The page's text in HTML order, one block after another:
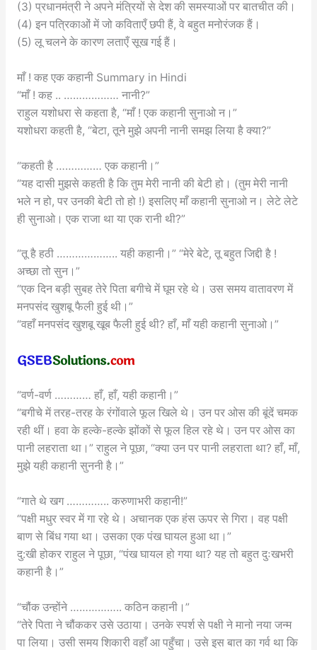
(3) प्रधानमंत्री ने अपने मंत्रियों से देश की समस्याओं पर बातचीत की।
(4) इन पत्रिकाओं में जो कविताएँ छपी हैं, वे बहुत मनोरंजक हैं।
(5) लू चलने के कारण लताएँ सूख गई हैं।
माँ ! कह एक कहानी Summary in Hindi
“माँ ! कह .. ……………… नानी?”
राहुल यशोधरा से कहता है, “माँ ! एक कहानी सुनाओ न।”
यशोधरा कहती है, “बेटा, तूने मुझे अपनी नानी समझ लिया है क्या?”
“कहती है …………… एक कहानी।”
“यह दासी मुझसे कहती है कि तुम मेरी नानी की बेटी हो। (तुम मेरी नानी
भले न हो, पर उनकी बेटी तो हो !) इसलिए माँ कहानी सुनाओ न। लेटे लेटे
ही सुनाओ। एक राजा था या एक रानी थी?”
“तू है हठी ……………….. यही कहानी।” “मेरे बेटे, तू बहुत जिद्दी है !
अच्छा तो सुन।”
“एक दिन बड़ी सुबह तेरे पिता बगीचे में घूम रहे थे। उस समय वातावरण में
मनपसंद खुशबू फैली हुई थी।”
“वहाँ मनपसंद खुशबू खूब फैली हुई थी? हाँ, माँ यही कहानी सुनाओ।”
“वर्ण-वर्ण ………… हाँ, हाँ, यही कहानी।”
“बगीचे में तरह-तरह के रंगोंवाले फूल खिले थे। उन पर ओस की बूंदें चमक
रही थीं। हवा के हल्के-हल्के झोंकों से फूल हिल रहे थे। उन पर ओस का
पानी लहराता था।” राहुल ने पूछा, “क्या उन पर पानी लहराता था? हाँ, माँ,
मुझे यही कहानी सुननी है।”
“गाते थे खग ………….. करुणाभरी कहानी!”
“पक्षी मधुर स्वर में गा रहे थे। अचानक एक हंस ऊपर से गिरा। वह पक्षी
बाण से बिंध गया था। उसका एक पंख घायल हुआ था।”
दु:खी होकर राहुल ने पूछा, “पंख घायल हो गया था? यह तो बहुत दुःखभरी
कहानी है।”
“चौंक उन्होंने …………….. कठिन कहानी।”
“तेरे पिता ने चौंककर उसे उठाया। उनके स्पर्श से पक्षी ने मानो नया जन्म
पा लिया। उसी समय शिकारी वहाँ आ पहुँचा। उसे इस बात का गर्व था कि